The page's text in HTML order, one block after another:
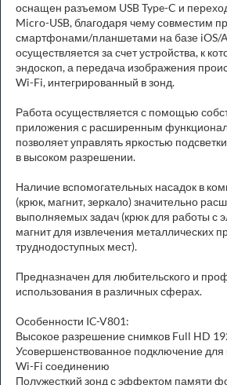
оснащен разъемом USB Type-C и
Micro-USB, благодаря чему совместим
смартфонами/планшетами на базе iOS/
осуществляется за счет устройства, к
эндоскоп, а передача изображения
Wi-Fi, интегрированный в зонд.
Работа осуществляется с помощью
приложения с расширенным
позволяет управлять яркостью
в высоком разрешении.
Наличие вспомогательных насадок в
(крюк, магнит, зеркало) значительно
выполняемых задач (крюк для работы с
магнит для извлечения металлических
труднодоступных мест).
Предназначен для любительского и
использования в различных сферах.
Особенности IC-V801:
Высокое разрешение снимков Full HD
Усовершенствованное подключение для
Wi-Fi соединению
Полужесткий зонд с эффектом памяти